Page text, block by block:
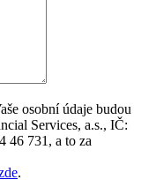
osobní údaje budou
Services, a.s., IČ:
46 731, a to za
.